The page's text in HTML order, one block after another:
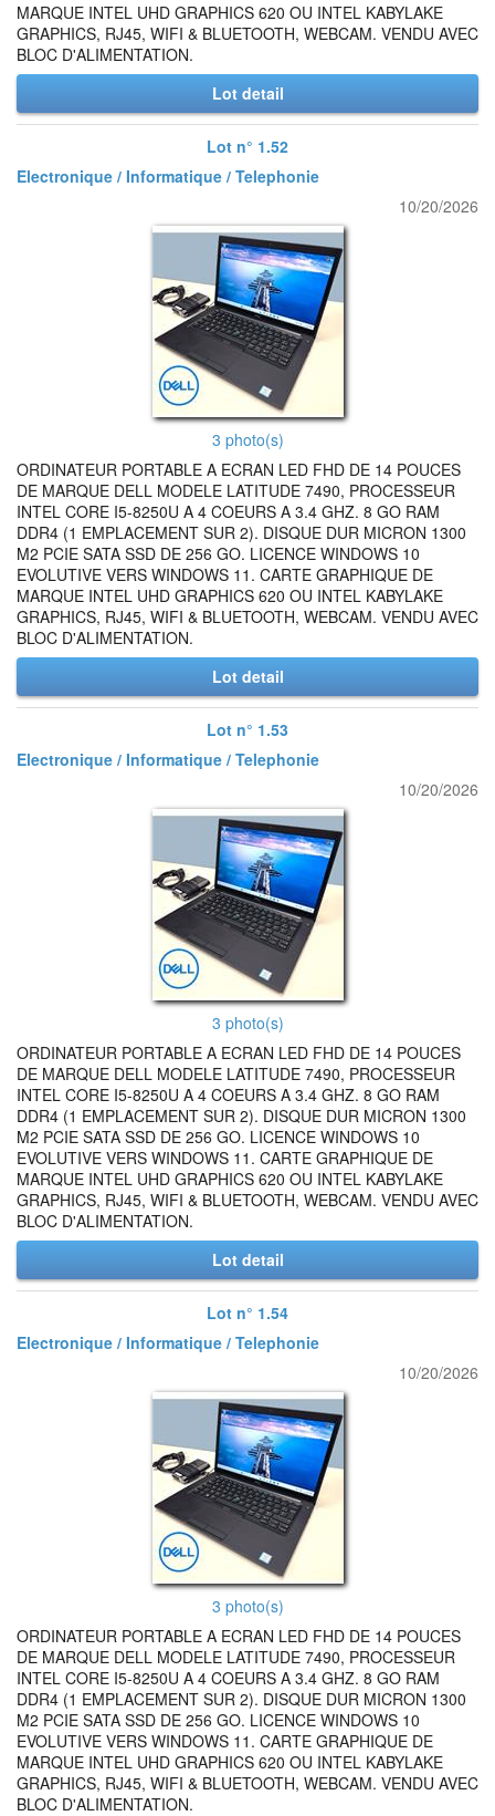
MARQUE INTEL UHD GRAPHICS 620 OU INTEL KABYLAKE
GRAPHICS, RJ45, WIFI & BLUETOOTH, WEBCAM. VENDU AVEC
BLOC D'ALIMENTATION.
Lot detail
Lot n° 1.52
Electronique / Informatique / Telephonie
10/20/2026
3 photo(s)
ORDINATEUR PORTABLE A ECRAN LED FHD DE 14 POUCES
DE MARQUE DELL MODELE LATITUDE 7490, PROCESSEUR
INTEL CORE I5-8250U A 4 COEURS A 3.4 GHZ. 8 GO RAM
DDR4 (1 EMPLACEMENT SUR 2). DISQUE DUR MICRON 1300
M2 PCIE SATA SSD DE 256 GO. LICENCE WINDOWS 10
EVOLUTIVE VERS WINDOWS 11. CARTE GRAPHIQUE DE
MARQUE INTEL UHD GRAPHICS 620 OU INTEL KABYLAKE
GRAPHICS, RJ45, WIFI & BLUETOOTH, WEBCAM. VENDU AVEC
BLOC D'ALIMENTATION.
Lot detail
Lot n° 1.53
Electronique / Informatique / Telephonie
10/20/2026
3 photo(s)
ORDINATEUR PORTABLE A ECRAN LED FHD DE 14 POUCES
DE MARQUE DELL MODELE LATITUDE 7490, PROCESSEUR
INTEL CORE I5-8250U A 4 COEURS A 3.4 GHZ. 8 GO RAM
DDR4 (1 EMPLACEMENT SUR 2). DISQUE DUR MICRON 1300
M2 PCIE SATA SSD DE 256 GO. LICENCE WINDOWS 10
EVOLUTIVE VERS WINDOWS 11. CARTE GRAPHIQUE DE
MARQUE INTEL UHD GRAPHICS 620 OU INTEL KABYLAKE
GRAPHICS, RJ45, WIFI & BLUETOOTH, WEBCAM. VENDU AVEC
BLOC D'ALIMENTATION.
Lot detail
Lot n° 1.54
Electronique / Informatique / Telephonie
10/20/2026
3 photo(s)
ORDINATEUR PORTABLE A ECRAN LED FHD DE 14 POUCES
DE MARQUE DELL MODELE LATITUDE 7490, PROCESSEUR
INTEL CORE I5-8250U A 4 COEURS A 3.4 GHZ. 8 GO RAM
DDR4 (1 EMPLACEMENT SUR 2). DISQUE DUR MICRON 1300
M2 PCIE SATA SSD DE 256 GO. LICENCE WINDOWS 10
EVOLUTIVE VERS WINDOWS 11. CARTE GRAPHIQUE DE
MARQUE INTEL UHD GRAPHICS 620 OU INTEL KABYLAKE
GRAPHICS, RJ45, WIFI & BLUETOOTH, WEBCAM. VENDU AVEC
BLOC D'ALIMENTATION.